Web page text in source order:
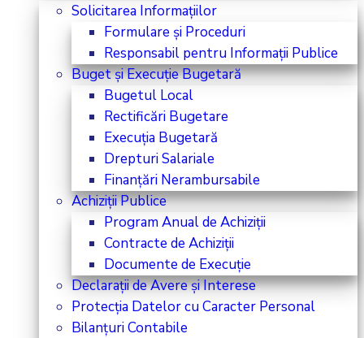
Solicitarea Informațiilor
Formulare și Proceduri
Responsabil pentru Informații Publice
Buget și Execuție Bugetară
Bugetul Local
Rectificări Bugetare
Execuția Bugetară
Drepturi Salariale
Finanțări Nerambursabile
Achiziții Publice
Program Anual de Achiziții
Contracte de Achiziții
Documente de Execuție
Declarații de Avere și Interese
Protecția Datelor cu Caracter Personal
Bilanțuri Contabile